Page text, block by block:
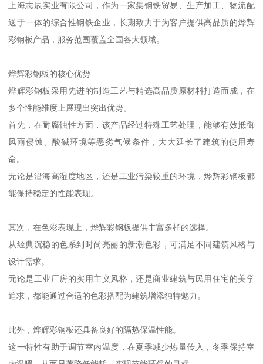
上海志辰实业有限公司，作为一家集钢铁贸易、生产加工、物流配
送于一体的综合性钢铁企业，长期致力于为客户提供高品质的烨辉
彩钢板产品，服务范围覆盖全国各大领域。
烨辉彩钢板的核心优势
烨辉彩钢板采用先进的制造工艺与精选高品质原材料打造而成，在
多个性能维度上展现出突出优势。
首先，在耐腐蚀性方面，该产品经过特殊工艺处理，能够有效抵御
风雨侵蚀、酸碱环境等恶劣气候条件，大大延长了建筑的使用寿
命。
无论是沿海高湿度地区，还是工业污染较重的环境，烨辉彩钢板都
能保持稳定的性能表现。
其次，在色彩表现上，烨辉彩钢板提供丰富多样的选择。
从经典沉稳的色系到时尚亮丽的新潮色彩，可满足不同建筑风格与
设计需求。
无论是工业厂房的实用主义风格，还是商业建筑与民用住宅的美学
追求，都能通过合适的色彩搭配为建筑增添独特魅力。
此外，烨辉彩钢板还具备良好的隔热保温性能。
这一特性有助于调节室内温度，在夏季减少热量传入，冬季保持室